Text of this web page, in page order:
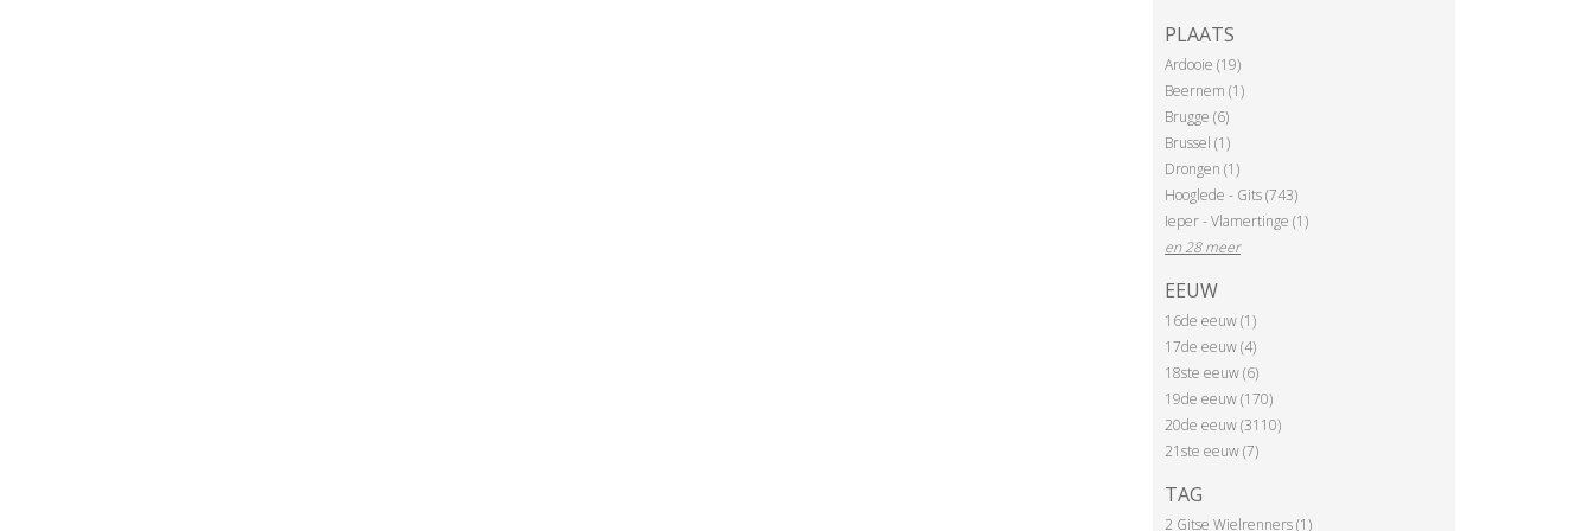
PLAATS
Ardooie (19)
Beernem (1)
Brugge (6)
Brussel (1)
Drongen (1)
Hooglede - Gits (743)
Ieper - Vlamertinge (1)
en 28 meer
EEUW
16de eeuw (1)
17de eeuw (4)
18ste eeuw (6)
19de eeuw (170)
20de eeuw (3110)
21ste eeuw (7)
TAG
2 Gitse Wielrenners (1)